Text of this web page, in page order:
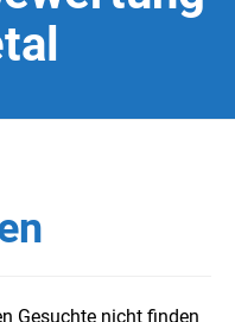
Gesuchte nicht finden